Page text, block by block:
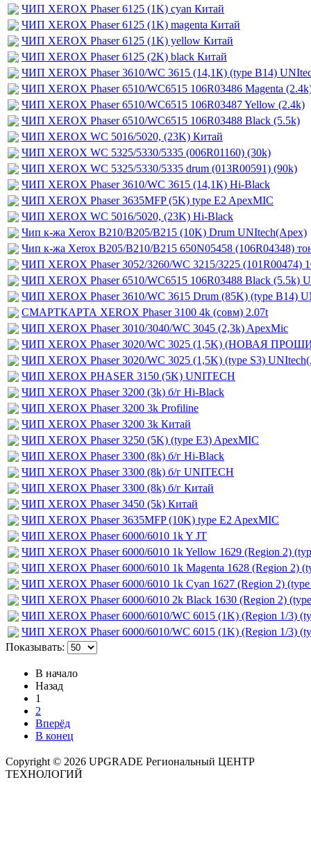
ЧИП XEROX Phaser 6125 (1K) cyan Китай
ЧИП XEROX Phaser 6125 (1K) magenta Китай
ЧИП XEROX Phaser 6125 (1K) yellow Китай
ЧИП XEROX Phaser 6125 (2K) black Китай
ЧИП XEROX Phaser 3610/WC 3615 (14,1К) (type B14)
ЧИП XEROX Phaser 6510/WC6515 106R03486 Magenta
ЧИП XEROX Phaser 6510/WC6515 106R03487 Yellow (2.4k)
ЧИП XEROX Phaser 6510/WC6515 106R03488 Black (5.5k)
ЧИП XEROX WC 5016/5020, (23K) Китай
ЧИП XEROX WC 5325/5330/5335 (006R01160) (30k)
ЧИП XEROX WC 5325/5330/5335 drum (013R00591) (90k)
ЧИП XEROX Phaser 3610/WC 3615 (14,1К) Hi-Black
ЧИП XEROX Phaser 3635MFP (5K) type E2 ApexMIC
ЧИП XEROX WC 5016/5020, (23K) Hi-Black
Чип к-жа Xerox B210/B205/B215 (10K) Drum UNItech(Apex)
Чип к-жа Xerox B205/B210/B215 650N05458 (106R04348)
ЧИП XEROX Phaser 3052/3260/WC 3215/3225 (101R00474)
ЧИП XEROX Phaser 6510/WC6515 106R03488 Black (5.5k)
ЧИП XEROX Phaser 3610/WC 3615 Drum (85K) (type B14)
СМАРТКАРТА XEROX Phaser 3100 4k (совм) 2.07t
ЧИП XEROX Phaser 3010/3040/WC 3045 (2,3k) ApexMic
ЧИП XEROX Phaser 3020/WC 3025 (1,5K) (НОВАЯ
ЧИП XEROX Phaser 3020/WC 3025 (1,5K) (type S3)
ЧИП XEROX PHASER 3150 (5K) UNITECH
ЧИП XEROX Phaser 3200 (3k) б/г Hi-Black
ЧИП XEROX Phaser 3200 3k Profiline
ЧИП XEROX Phaser 3200 3k Китай
ЧИП XEROX Phaser 3250 (5K) (type E3) ApexMIC
ЧИП XEROX Phaser 3300 (8k) б/г Hi-Black
ЧИП XEROX Phaser 3300 (8k) б/г UNITECH
ЧИП XEROX Phaser 3300 (8k) б/г Китай
ЧИП XEROX Phaser 3450 (5k) Китай
ЧИП XEROX Phaser 3635MFP (10K) type E2 ApexMIC
ЧИП XEROX Phaser 6000/6010 1k Y JT
ЧИП XEROX Phaser 6000/6010 1k Yellow 1629 (Region 2)
ЧИП XEROX Phaser 6000/6010 1k Мagenta 1628 (Region 2)
ЧИП XEROX Phaser 6000/6010 1k Сyan 1627 (Region 2)
ЧИП XEROX Phaser 6000/6010 2k Black 1630 (Region 2)
ЧИП XEROX Phaser 6000/6010/WC 6015 (1K) (Region 1/3)
ЧИП XEROX Phaser 6000/6010/WC 6015 (1K) (Region 1/3)
Показывать:
В начало
Назад
1
2
Вперёд
В конец
Copyright © 2026 UPGRADE Региональный ЦЕНТР
ТЕХНОЛОГИЙ